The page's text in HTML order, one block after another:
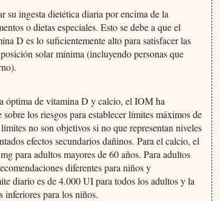
su ingesta dietética diaria por encima de la
o dietas especiales. Esto se debe a que el
D es lo suficientemente alto para satisfacer las
solar mínima (incluyendo personas que
óptima de vitamina D y calcio, el IOM ha
los riesgos para establecer límites máximos de
no son objetivos si no que representan niveles
efectos secundarios dañinos. Para el calcio, el
para adultos mayores de 60 años. Para adultos
diferentes para niños y
diario es de 4.000 UI para todos los adultos y la
inferiores para los niños.